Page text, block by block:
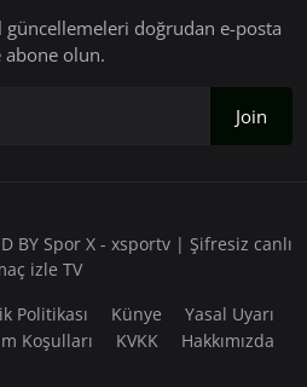
güncellemeleri doğrudan e-posta
abone olun.
Join
BY Spor X - xsportv | Şifresiz canlı
izle TV
Politikası Künye
Yasal Uyarı
Koşulları
KVKK Hakkımızda